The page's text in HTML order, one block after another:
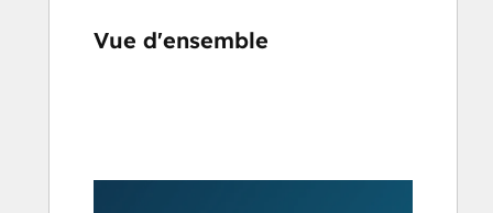
Vue d'ensemble